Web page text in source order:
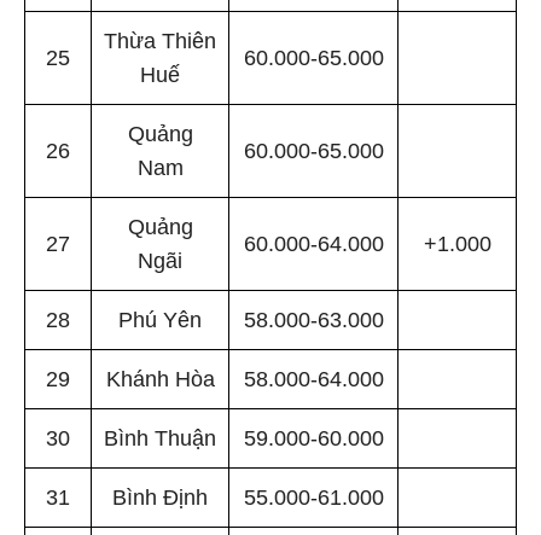
25
Thừa Thiên
Huế
60.000-65.000
26
Quảng
Nam
60.000-65.000
27
Quảng
Ngãi
60.000-64.000 +1.000
28 Phú Yên 58.000-63.000
29 Khánh Hòa 58.000-64.000
30 Bình Thuận 59.000-60.000
31 Bình Định 55.000-61.000